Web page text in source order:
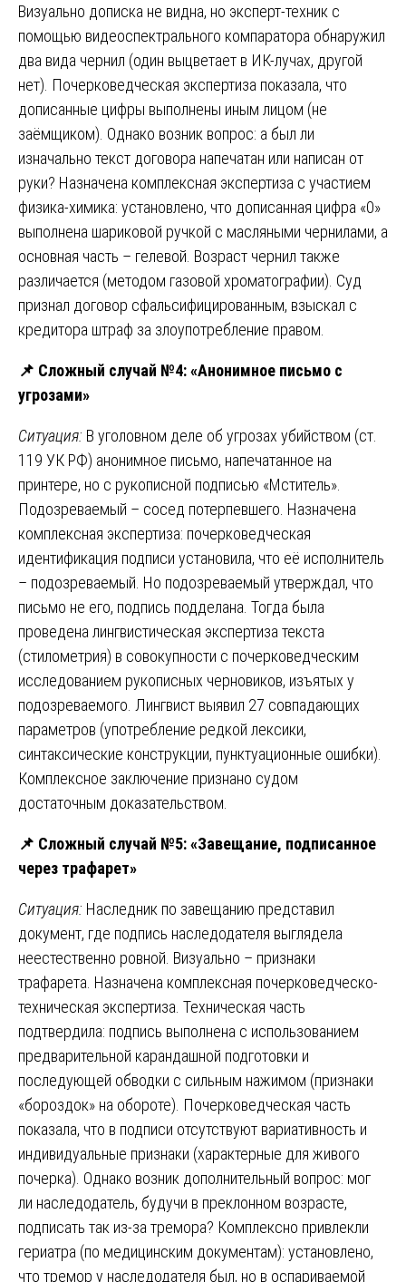
Визуально дописка не видна, но эксперт-техник с
помощью видеоспектрального компаратора обнаружил
два вида чернил (один выцветает в ИК-лучах, другой
нет). Почерковедческая экспертиза показала, что
дописанные цифры выполнены иным лицом (не
заёмщиком). Однако возник вопрос: а был ли
изначально текст договора напечатан или написан от
руки? Назначена комплексная экспертиза с участием
физика-химика: установлено, что дописанная цифра «0»
выполнена шариковой ручкой с масляными чернилами, а
основная часть – гелевой. Возраст чернил также
различается (методом газовой хроматографии). Суд
признал договор сфальсифицированным, взыскал с
кредитора штраф за злоупотребление правом.
📌 Сложный случай №4: «Анонимное письмо с
угрозами»
Ситуация: В уголовном деле об угрозах убийством (ст.
119 УК РФ) анонимное письмо, напечатанное на
принтере, но с рукописной подписью «Мститель».
Подозреваемый – сосед потерпевшего. Назначена
комплексная экспертиза: почерковедческая
идентификация подписи установила, что её исполнитель
– подозреваемый. Но подозреваемый утверждал, что
письмо не его, подпись подделана. Тогда была
проведена лингвистическая экспертиза текста
(стилометрия) в совокупности с почерковедческим
исследованием рукописных черновиков, изъятых у
подозреваемого. Лингвист выявил 27 совпадающих
параметров (употребление редкой лексики,
синтаксические конструкции, пунктуационные ошибки).
Комплексное заключение признано судом
достаточным доказательством.
📌 Сложный случай №5: «Завещание, подписанное
через трафарет»
Ситуация: Наследник по завещанию представил
документ, где подпись наследодателя выглядела
неестественно ровной. Визуально – признаки
трафарета. Назначена комплексная почерковедческо-
техническая экспертиза. Техническая часть
подтвердила: подпись выполнена с использованием
предварительной карандашной подготовки и
последующей обводки с сильным нажимом (признаки
«бороздок» на обороте). Почерковедческая часть
показала, что в подписи отсутствуют вариативность и
индивидуальные признаки (характерные для живого
почерка). Однако возник дополнительный вопрос: мог
ли наследодатель, будучи в преклонном возрасте,
подписать так из-за тремора? Комплексно привлекли
гериатра (по медицинским документам): установлено,
что тремор у наследодателя был, но в оспариваемой